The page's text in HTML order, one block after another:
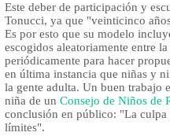
Este deber de participación y
Tonucci, ya que "veinticinco
Es por esto que su modelo
escogidos aleatoriamente entre
periódicamente para hacer
en última instancia que niñas y
la gente adulta. Un buen trabajo
niña de un Consejo de Niños de
conclusión en público: "La culpa
límites".